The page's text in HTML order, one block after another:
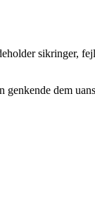
sikringer,
dem